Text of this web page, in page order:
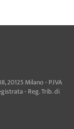
20125 Milano - P.IVA
- Reg. Trib. di